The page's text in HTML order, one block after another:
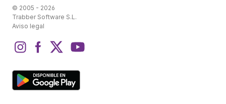
© 2005 - 2026
Trabber Software S.L.
Aviso legal